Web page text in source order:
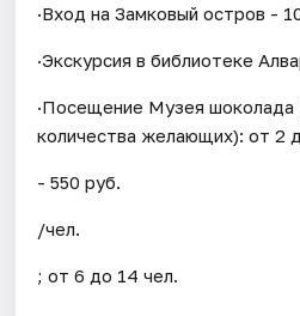
·Вход на Замковый остров -
·Экскурсия в библиотеке
·Посещение Музея шоколада
количества желающих): от 2
- 550 руб.
/чел.
; от 6 до 14 чел.